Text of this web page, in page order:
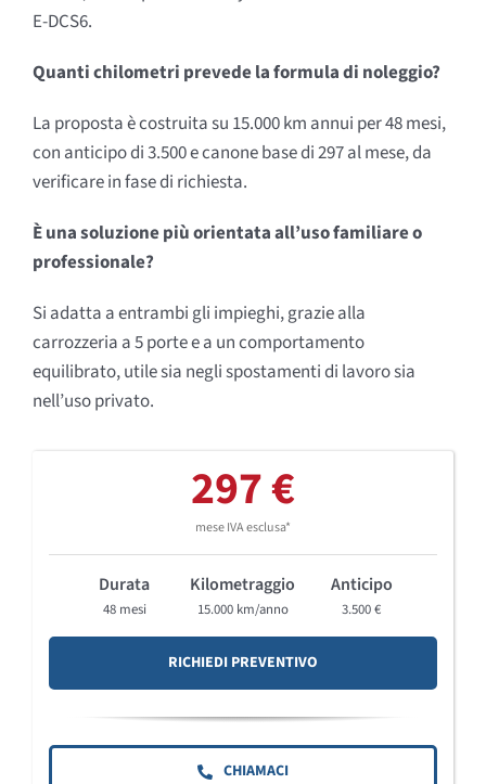
E-DCS6.
Quanti chilometri prevede la formula di noleggio?
La proposta è costruita su 15.000 km annui per 48 mesi,
con anticipo di 3.500 e canone base di 297 al mese, da
verificare in fase di richiesta.
È una soluzione più orientata all’uso familiare o
professionale?
Si adatta a entrambi gli impieghi, grazie alla
carrozzeria a 5 porte e a un comportamento
equilibrato, utile sia negli spostamenti di lavoro sia
nell’uso privato.
297 €
mese IVA esclusa*
Durata
48 mesi
Kilometraggio
15.000 km/anno
Anticipo
3.500 €
RICHIEDI PREVENTIVO
CHIAMACI